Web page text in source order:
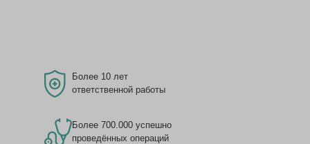
Более 700.000 успешно
проведённых операций
Более 10 лет
ответственной работы